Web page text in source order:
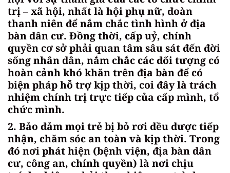
trị – xã hội, nhất là hội phụ nữ, đoàn
thanh niên để nắm chắc tình hình ở địa
bàn dân cư. Đồng thời, cấp uỷ, chính
quyền cơ sở phải quan tâm sâu sát đến đời
sống nhân dân, nắm chắc các đối tượng có
hoàn cảnh khó khăn trên địa bàn để có
biện pháp hỗ trợ kịp thời, coi đây là trách
nhiệm chính trị trực tiếp của cấp mình, tổ
chức mình.
2. Bảo đảm mọi trẻ bị bỏ rơi đều được tiếp
nhận, chăm sóc an toàn và kịp thời. Trong
đó nơi phát hiện (bệnh viện, địa bàn dân
cư, công an, chính quyền) là nơi chịu